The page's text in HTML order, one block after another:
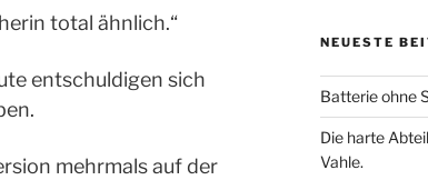
total ähnlich.“
entschuldigen sich
mehrmals auf der
NEUESTE
Batterie ohne
Die harte
Vahle.